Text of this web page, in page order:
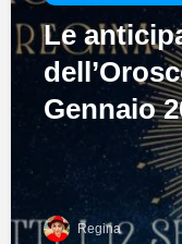
Le
Gennaio
Regina